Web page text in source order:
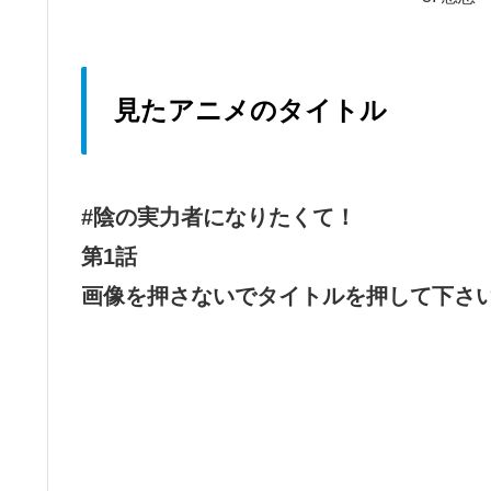
見たアニメのタイトル
#陰の実力者になりたくて！
第1話
画像を押さないでタイトルを押して下さ